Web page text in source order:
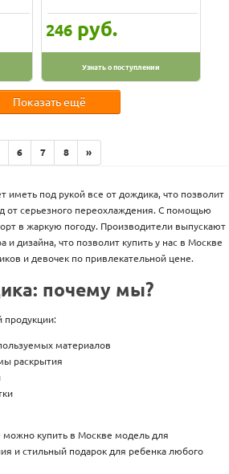
246 руб.
Узнать о поступлении
Показать ещё
6 7 8 »
иметь под рукой все от дождика, что позволит
от серьезного переохлаждения. С помощью
в жаркую погоду. Производители выпускают
и дизайна, что позволит купить у нас в Москве
и девочек по привлекательной цене.
почему мы?
продукции:
материалов
раскрытия
купить в Москве модель для
и стильный подарок для ребенка любого